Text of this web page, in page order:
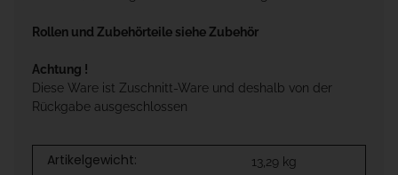
Rollen und Zubehörteile siehe Zubehör
Achtung !
Diese Ware ist Zuschnitt-Ware und deshalb von der
Rückgabe ausgeschlossen
Artikelgewicht: 13,29 kg